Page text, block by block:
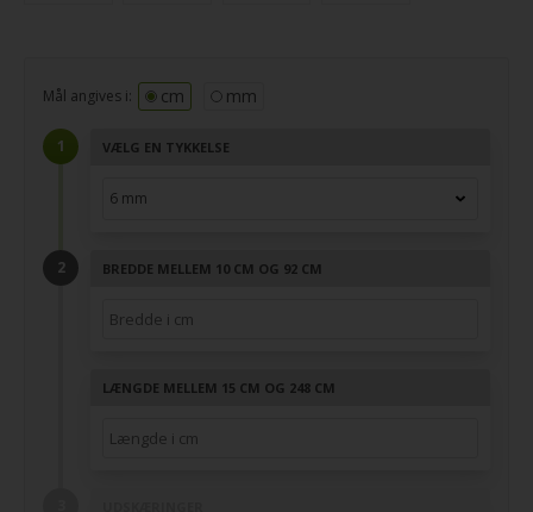
Mål angives i: cm mm
VÆLG EN TYKKELSE
BREDDE MELLEM 10 CM OG 92 CM
LÆNGDE MELLEM 15 CM OG 248 CM